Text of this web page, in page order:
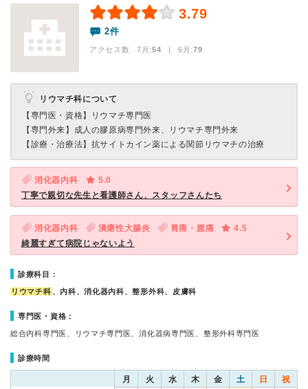
3.79
2件
アクセス数 7月:54 | 6月:79
リウマチ科について
【専門医・資格】
リウマチ専門医
【専門外来】 成人の膠原病専門外来、リウマチ専門外来
【診療・治療法】 抗サイトカイン薬による関節リウマチの治療
消化器内科
5.0
丁寧で親切な先生と看護師さん、スタッフさんたち
消化器内科 潰瘍性大腸炎 胃痛・腹痛
4.5
綺麗すぎて病院じゃないよう
診療科目：
リウマチ科 、内科、消化器内科、整形外科、皮膚科
専門医・資格：
総合内科専門医、リウマチ専門医、消化器病専門医、整形外科専門医
診療時間
月 火 水 木 金 土 日 祝